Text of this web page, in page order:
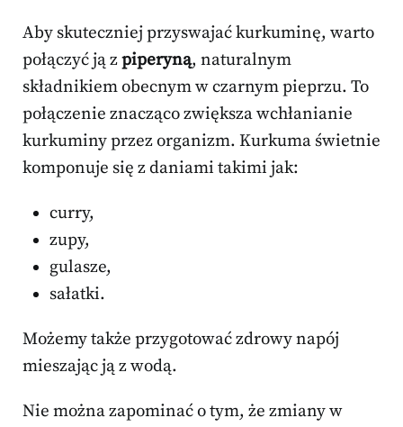
Aby skuteczniej przyswajać kurkuminę, warto
połączyć ją zpiperyną, naturalnym
składnikiem obecnym w czarnym pieprzu. To
połączenie znacząco zwiększa wchłanianie
kurkuminy przez organizm. Kurkuma świetnie
komponuje się z daniami takimi jak:
curry,
zupy,
gulasze,
sałatki.
Możemy także przygotować zdrowy napój
mieszając ją z wodą.
Nie można zapominać o tym, że zmiany w